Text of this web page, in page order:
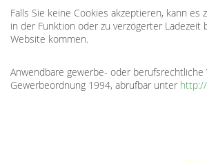
Falls Sie keine Cookies akzeptieren, kann es
in der Funktion oder zu verzögerter Ladezeit
Website kommen.
Anwendbare gewerbe- oder berufsrechtliche
Gewerbeordnung 1994, abrufbar unter